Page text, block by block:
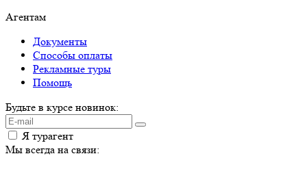
Агентам
Документы
Способы оплаты
Рекламные туры
Помощь
Будьте в курсе новинок:
Я турагент
Мы всегда на связи: